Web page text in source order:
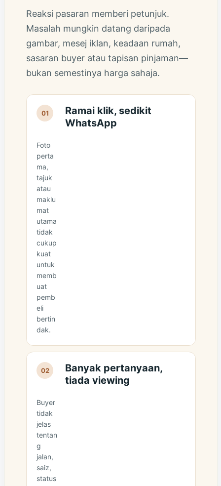
Reaksi pasaran memberi petunjuk.
Masalah mungkin datang daripada
gambar, mesej iklan, keadaan rumah,
sasaran buyer atau tapisan pinjaman—
bukan semestinya harga sahaja.
01
Ramai klik, sedikit
WhatsApp
Foto
perta
ma,
tajuk
atau
maklu
mat
utama
tidak
cukup
kuat
untuk
memb
uat
pemb
eli
bertin
dak.
02
Banyak pertanyaan,
tiada viewing
Buyer
tidak
jelas
tentan
g
jalan,
saiz,
status